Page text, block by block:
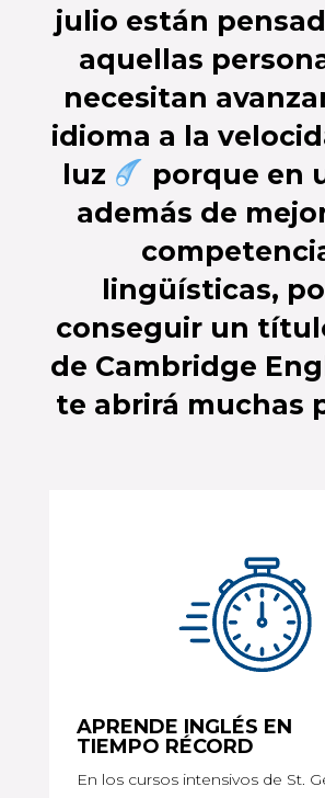
julio están
aquellas
necesitan
idioma a la
luz
porque en
además de
lingüísticas,
conseguir un
de Cambridge
te abrirá muchas
APRENDE INGLÉS EN
TIEMPO RÉCORD
En los cursos intensivos de St.